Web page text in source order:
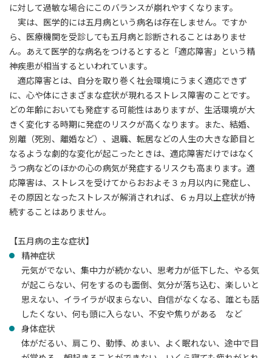
に対して過敏な場合にこのバランスが崩れやすくなります。
実は、医学的には五月病という病名は存在しません。ですか
ら、医療機関を受診しても五月病と診断されることはありませ
ん。あえて医学的な病名をつけるとすると「適応障害」という精
神疾患が相当するといわれています。
適応障害とは、自分を取り巻く社会環境にうまく適応できず
に、心や体にさまざまな症状が現れるストレス障害のことです。
どの年齢においても発症する可能性はありますが、生活環境が大
きく変化する時期に発症のリスクが高くなります。また、結婚、
別離（死別、離婚など）、退職、転居などの人生の大きな節目と
なるような劇的な変化が起こったときは、適応障害だけではなく
うつ病などのほかの心の病気が発症するリスクも高まります。適
応障害は、ストレスを受けてからおおよそ３ヵ月以内に発症し、
その原因となったストレスが解消されれば、６ヵ月以上症状が持
続することはありません。
【五月病の主な症状】
精神症状
元気がでない、集中力が続かない、思考力が低下した、やる気
が起こらない、何をするのも面倒、気分が落ち込む、楽しいと
思えない、イライラが収まらない、自信がなくなる、誰とも話
したくない、何も頭に入らない、不安や焦りがある など
身体症状
体がだるい、肩こり、動悸、めまい、よく眠れない、途中で目